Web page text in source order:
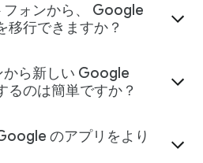
ォンから、 Google
移行できますか？
から新しい Google
るのは簡単ですか？
のアプリをより